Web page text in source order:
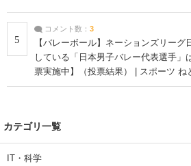
5
コメント数： 3
【バレーボール】ネーションズリー
している「日本男子バレー代表選手」
票実施中】（投票結果） | スポーツ ね
カテゴリ一覧
IT・科学